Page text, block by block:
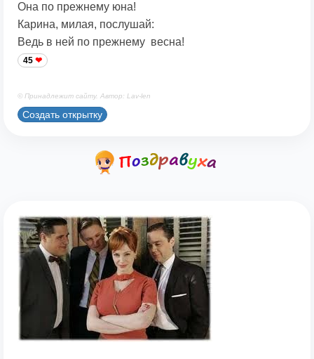
Она по прежнему юна!
Карина, милая, послушай:
Ведь в ней по прежнему весна!
45
© Принадлежит сайту. Автор: Lav-len
Создать открытку